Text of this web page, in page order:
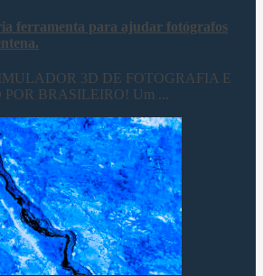
ferramenta para ajudar fotógrafos
3D DE FOTOGRAFIA E
POR BRASILEIRO! Um ...